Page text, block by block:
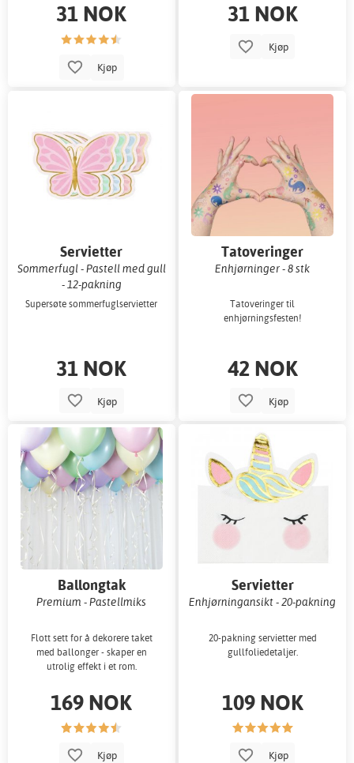
31 NOK
Kjøp
31 NOK
Kjøp
Servietter
Sommerfugl - Pastell med gull
- 12-pakning
Supersøte sommerfuglservietter
31 NOK
Kjøp
Tatoveringer
Enhjørninger - 8 stk
Tatoveringer til
enhjørningsfesten!
42 NOK
Kjøp
Ballongtak
Premium - Pastellmiks
Flott sett for å dekorere taket
med ballonger - skaper en
utrolig effekt i et rom.
169 NOK
Kjøp
Servietter
Enhjørningansikt - 20-pakning
20-pakning servietter med
gullfoliedetaljer.
109 NOK
Kjøp